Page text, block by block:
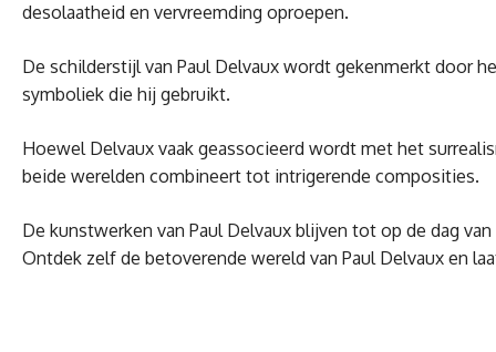
desolaatheid en vervreemding oproepen.
De schilderstijl van Paul Delvaux wordt gekenmerkt door
symboliek die hij gebruikt.
Hoewel Delvaux vaak geassocieerd wordt met het
beide werelden combineert tot intrigerende composities.
De kunstwerken van Paul Delvaux blijven tot op de dag
Ontdek zelf de betoverende wereld van Paul Delvaux en